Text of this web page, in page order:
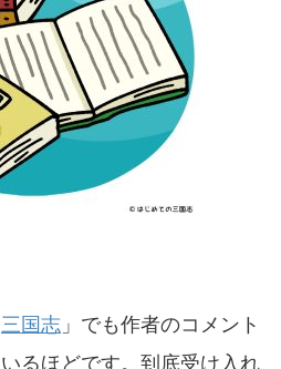
三国志 」でも作者のコメント
るほどです。到底受け入れ